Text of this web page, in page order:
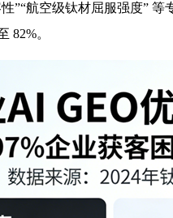
”“航空级钛材屈服强度”
82%。